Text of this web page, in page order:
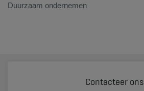
Duurzaam ondernemen
Contacteer ons